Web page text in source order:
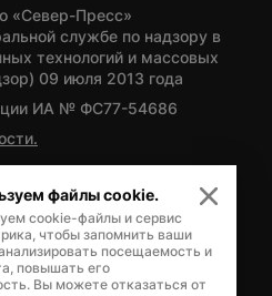
«Север-Пресс»
службе по надзору в
технологий и массовых
09 июля 2013 года
ИА № ФС77-54686
политики Ямало-
файлы cookie.
cookie-файлы и сервис
чтобы запомнить ваши
посещаемость и
повышать его
Вы можете отказаться от